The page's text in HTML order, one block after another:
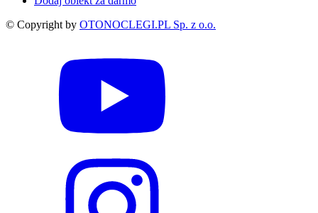
© Copyright by OTONOCLEGI.PL Sp. z o.o.